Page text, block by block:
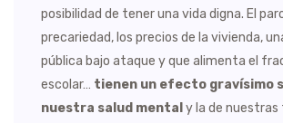
posibilidad de tener una vida digna. El
precariedad, los precios de la vivienda,
pública bajo ataque y que alimenta el
escolar… tienen un efecto gravísimo
nuestra salud mental y la de